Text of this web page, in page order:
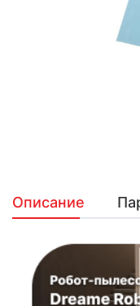
Описание